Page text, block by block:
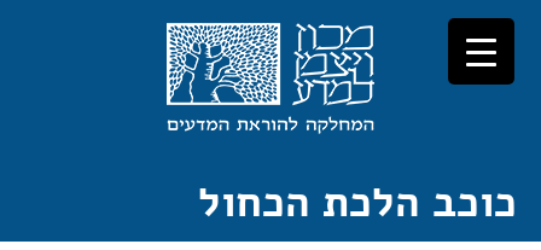
לתוכן
לניווט
כוכב הלכת הכחול